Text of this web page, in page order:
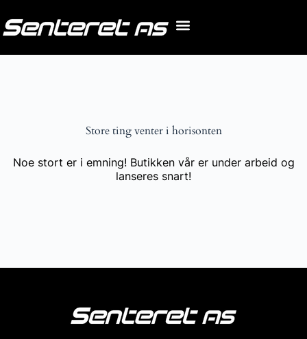
Store ting venter i horisonten
Noe stort er i emning! Butikken vår er under arbeid og
lanseres snart!